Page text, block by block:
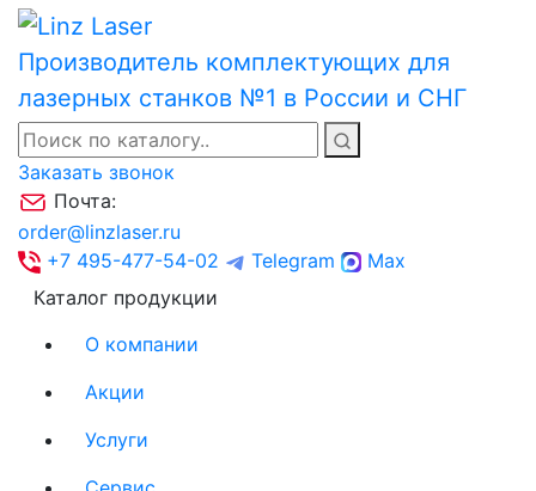
Производитель комплектующих для
лазерных станков №1 в России и СНГ
Заказать звонок
Почта:
order@linzlaser.ru
+7 495-477-54-02
Telegram
Max
Каталог продукции
О компании
Акции
Услуги